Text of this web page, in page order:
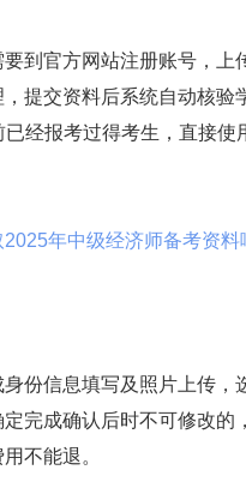
官方网站注册账号，上
提交资料后系统自动核
经报考过得考生，直接
年中级经济师备考资料
信息填写及照片上传，
完成确认后时不可修改
不能退。